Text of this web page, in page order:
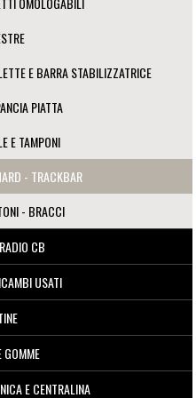
E BARRA STABILIZZATRICE
PIATTA
E TAMPONI
- TRACKBAR
- BRACCI
CB
USATI
GOMME
E CENTRALINA